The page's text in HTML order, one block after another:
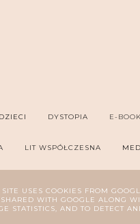
DYSTOPIA E-BOOK
LIT WSPÓŁCZESNA
SITE USES COOKIES FROM
WITH GOOGLE ALONG
STATISTICS, AND TO DETECT